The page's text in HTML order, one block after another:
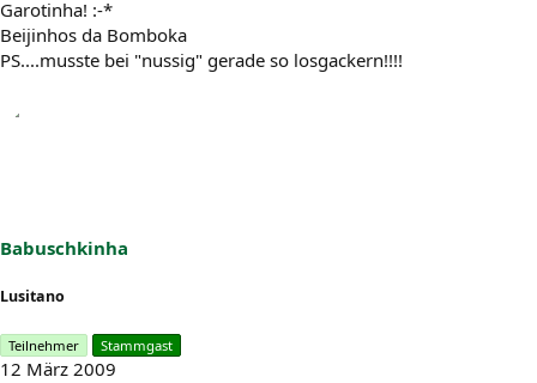
Garotinha! :-*
Beijinhos da Bomboka
PS....musste bei "nussig" gerade so losgackern!!!!
Babuschkinha
Lusitano
Teilnehmer Stammgast
12 März 2009